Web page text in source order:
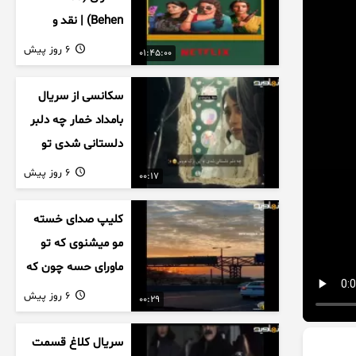
01:45:00
Behen) | نقد و
بررسی درام خانوادگی
هندی
00:17
سکانسی از سریال
بامداد خمار چه دلبر
دلستانی شدی تو
این بزک عروس..
00:29
کلیپ صدای خسته
مو میشنوی که تو
ماورای حسه چون که
داریم می رسیم به
اخرای قصه
سریال کلاغ قسمت